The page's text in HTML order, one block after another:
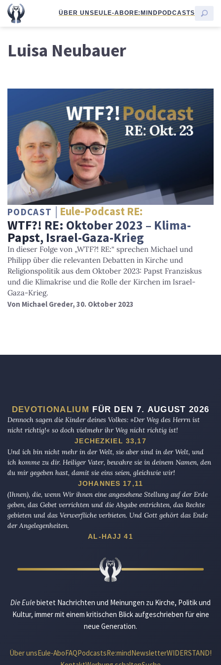
ÜBER UNSEULE-ABORE:MINDPODCASTS
Luisa Neubauer
PODCAST Eule-Podcast RE:
WTF?! RE: Oktober 2023 – Klima-
Papst, Israel-Gaza-Krieg
In dieser Folge von „WTF?! RE:“ sprechen Michael und
Philipp über die relevanten Debatten in Kirche und
Religionspolitik aus dem Oktober 2023: Papst Franziskus
und die Klimakrise und die Rolle der Kirchen im Israel-
Gaza-Krieg.
Von Michael Greder, 30. Oktober 2023
DEVOTIONALIUM FÜR DEN 7. AUGUST 2026
Dennoch sagen die Kinder deines Volkes: »Der Weg des Herrn ist
nicht richtig!« so doch vielmehr ihr Weg nicht richtig ist!
JECHEZKIEL 33,17
Und ich bin nicht mehr in der Welt, sie aber sind in der Welt, und
ich komme zu dir. Heiliger Vater, bewahre sie in deinem Namen, den
du mir gegeben hast, damit sie eins seien, gleichwie wir!
JOHANNES 17,11
(Ihnen), die, wenn Wir ihnen eine angesehene Stellung auf der Erde
geben, das Gebet verrichten und die Abgabe entrichten, das Rechte
gebieten und das Verwerfliche verbieten. Und Gott gehört das Ende
der Angelegenheiten.
AL-HAJJ 41
Die Eulebietet Nachrichten und Meinungen zu Kirche, Politik und
Kultur, immer mit einem kritischen Blick aufgeschrieben für eine
neue Generation.
Über unsEule-AboFAQPodcastsRe:mindNewsletterWIDERSTAND!